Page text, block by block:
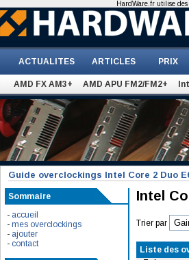
ACTUALITES ARTICLES PRIX
AMD FX AM3+ AMD APU FM2/FM2+
Guide overclockings Intel Core 2 Duo
Sommaire
- accueil
- mes overclockings
- ajouter
- contact
Intel
Trier par
Liste des
HardWare.fr utilise